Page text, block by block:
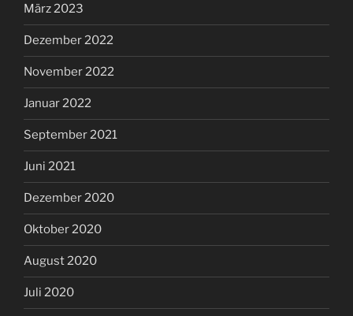
März 2023
Dezember 2022
November 2022
Januar 2022
September 2021
Juni 2021
Dezember 2020
Oktober 2020
August 2020
Juli 2020